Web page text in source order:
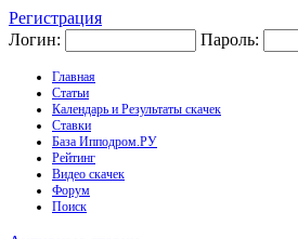
Регистрация
Логин:
Пароль:
Главная
Статьи
Календарь и Результаты скачек
Ставки
База Ипподром.РУ
Рейтинг
Видео скачек
Форум
Поиск